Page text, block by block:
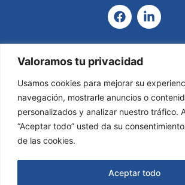
Valoramos tu privacidad
Usamos cookies para mejorar su
navegación, mostrarle anuncios o
personalizados y analizar nuestro tráfico.
“Aceptar todo” usted da su
de las cookies.
Aceptar todo
F
a
e
b
o
o
k
L
i
k
i
n
-
i
n